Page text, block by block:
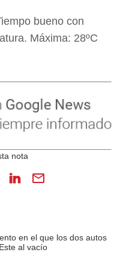
bueno con
Máxima: 28ºC
en el que los dos autos
al vacío